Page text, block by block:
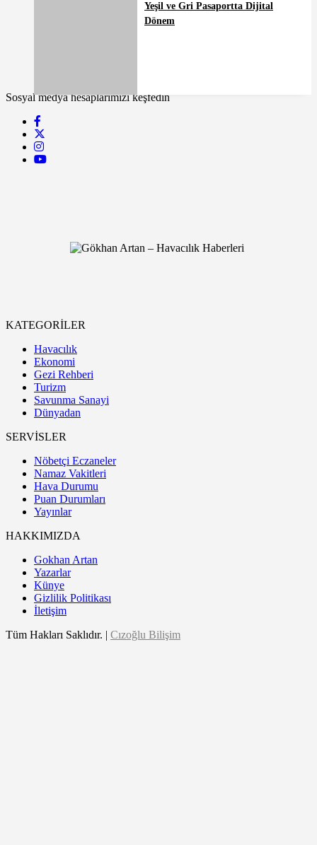
Yeşil ve Gri Pasaportta Dijital
Dönem
Sosyal medya hesaplarımızı keşfedin
KATEGORİLER
Havacılık
Ekonomi
Gezi Rehberi
Turizm
Savunma Sanayi
Dünyadan
SERVİSLER
Nöbetçi Eczaneler
Namaz Vakitleri
Hava Durumu
Puan Durumları
Yayınlar
HAKKIMIZDA
Gokhan Artan
Yazarlar
Künye
Gizlilik Politikası
İletişim
Tüm Hakları Saklıdır. | Cızoğlu Bilişim